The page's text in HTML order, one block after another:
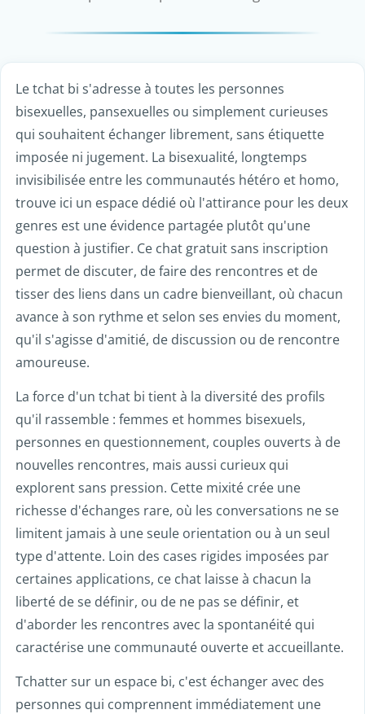
Le tchat bi s'adresse à toutes les personnes
bisexuelles, pansexuelles ou simplement curieuses
qui souhaitent échanger librement, sans étiquette
imposée ni jugement. La bisexualité, longtemps
invisibilisée entre les communautés hétéro et homo,
trouve ici un espace dédié où l'attirance pour les deux
genres est une évidence partagée plutôt qu'une
question à justifier. Ce chat gratuit sans inscription
permet de discuter, de faire des rencontres et de
tisser des liens dans un cadre bienveillant, où chacun
avance à son rythme et selon ses envies du moment,
qu'il s'agisse d'amitié, de discussion ou de rencontre
amoureuse.
La force d'un tchat bi tient à la diversité des profils
qu'il rassemble : femmes et hommes bisexuels,
personnes en questionnement, couples ouverts à de
nouvelles rencontres, mais aussi curieux qui
explorent sans pression. Cette mixité crée une
richesse d'échanges rare, où les conversations ne se
limitent jamais à une seule orientation ou à un seul
type d'attente. Loin des cases rigides imposées par
certaines applications, ce chat laisse à chacun la
liberté de se définir, ou de ne pas se définir, et
d'aborder les rencontres avec la spontanéité qui
caractérise une communauté ouverte et accueillante.
Tchatter sur un espace bi, c'est échanger avec des
personnes qui comprennent immédiatement une